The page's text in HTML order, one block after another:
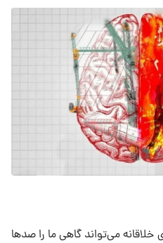
می‌تواند گاهی ما را صدها